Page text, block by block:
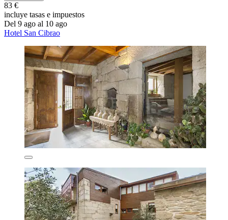
83 €
incluye tasas e impuestos
Del 9 ago al 10 ago
Hotel San Cibrao